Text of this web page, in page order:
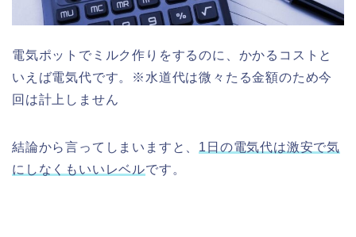
電気ポットでミルク作りをするのに、かかるコストと
いえば電気代です。※水道代は微々たる金額のため今
回は計上しません
結論から言ってしまいますと、 1日の電気代は激安で気
にしなくもいいレベルです。